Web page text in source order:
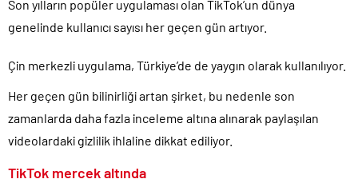
Uğur Mumcu dosyası 33 yıl sonra yeniden açılıyor..
CHP Lideri Kılıçdaoğlu’ndan Terörsüz Türkiye sürecine destek
Denize döktüğümüz(!) Yunanların ekonomisini şaha kaldırdık!.
TÜİK sipariş enflasyon oranlarını açıkladı!.
TÜİK kira zam oranını yüzde 31 olarak açıkladı..
Etimesgut Belediye Başkanı Erdal Beşikçioğlu hakkında
Donald Trump’ın İran saldırılarını durdurma kararını Netanyahu da
Son yılların popüler uygulaması olan TikTok’un dünya
genelinde kullanıcı sayısı her geçen gün artıyor.
Çin merkezli uygulama, Türkiye’de de yaygın olarak kullanılıyor.
Her geçen gün bilinirliği artan şirket, bu nedenle son
zamanlarda daha fazla inceleme altına alınarak paylaşılan
videolardaki gizlilik ihlaline dikkat ediliyor.
TikTok mercek altında